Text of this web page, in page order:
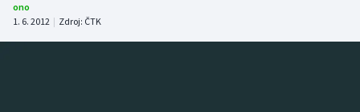
Atletika
ono
1. 6. 2012 | Zdroj: ČTK